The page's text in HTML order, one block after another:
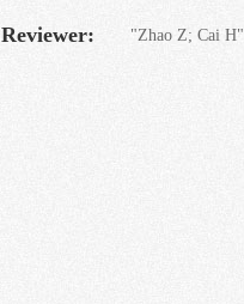
Reviewer: "Zhao Z; Cai H"